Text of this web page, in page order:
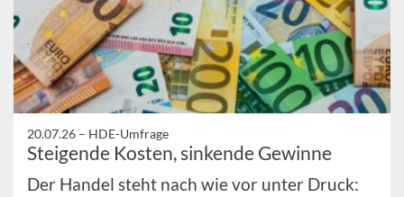
20.07.26 – HDE-Umfrage
Steigende Kosten, sinkende Gewinne
Der Handel steht nach wie vor unter Druck: